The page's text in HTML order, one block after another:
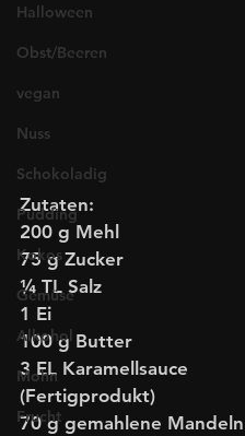
Halloween
Obst/Beeren
vegan
Nuss
Schokoladig
Pudding
Kokos
Gemüse
Alkohol
Mohn
Frucht
Zutaten:
200 g Mehl
75 g Zucker
¼ TL Salz
1 Ei
100 g Butter
3 EL Karamellsauce
(Fertigprodukt)
70 g gemahlene Mandeln